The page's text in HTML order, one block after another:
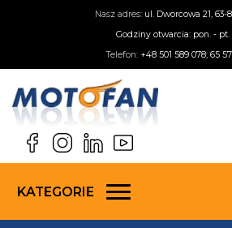
Nasz adres: ul. Dworcowa 21, 63-
Godziny otwarcia: pon. - pt.
Telefon: +48 501 589 078; 65
KATEGORIE